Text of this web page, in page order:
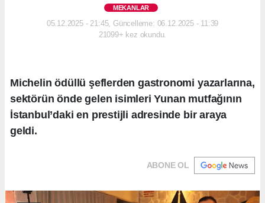
MEKANLAR
05.12.2025 - 21:45, Güncelleme: 06.12.2025 - 11:39
21099+ kez okundu.
Michelin ödüllü şeflerden gastronomi yazarlarına,
sektörün önde gelen isimleri Yunan mutfağının
İstanbul’daki en prestijli adresinde bir araya
geldi.
ABONE OL